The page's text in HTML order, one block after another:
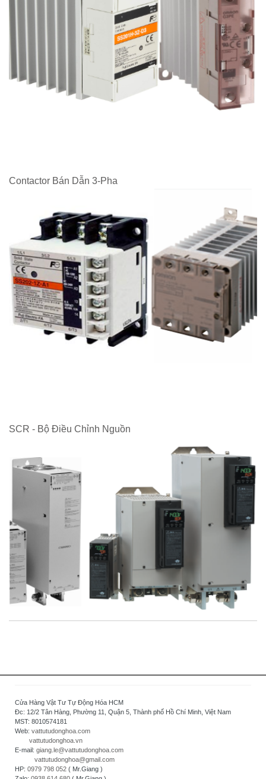
Contactor Bán Dẫn 3-Pha
SCR - Bộ Điều Chỉnh Nguồn
Cửa Hàng Vật Tư Tự Động Hóa HCM
Đc: 12/2 Tân Hàng, Phường 11, Quận 5, Thành phố Hồ Chí Minh, Việt Nam
MST: 8010574181
Web: vattutudonghoa.com
vattutudonghoa.vn
E-mail: giang.le@vattutudonghoa.com
vattutudonghoa@gmail.com
HP: 0979 798 052 ( Mr.Giang )